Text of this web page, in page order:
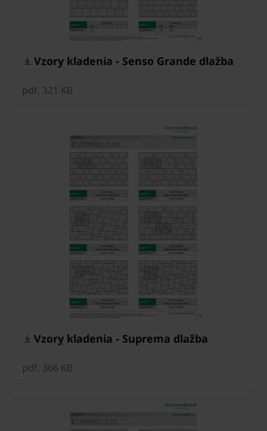
Vzory kladenia - Senso Grande dlažba
pdf, 321 KB
Vzory kladenia - Suprema dlažba
pdf, 366 KB